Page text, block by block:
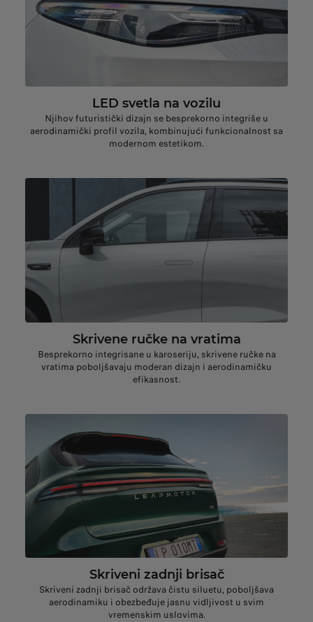
LED svetla na vozilu
Njihov futuristički dizajn se besprekorno integriše u
aerodinamički profil vozila, kombinujući funkcionalnost sa
modernom estetikom.
Skrivene ručke na vratima
Besprekorno integrisane u karoseriju, skrivene ručke na
vratima poboljšavaju moderan dizajn i aerodinamičku
efikasnost.
Skriveni zadnji brisač
Skriveni zadnji brisač održava čistu siluetu, poboljšava
aerodinamiku i obezbeđuje jasnu vidljivost u svim
vremenskim uslovima.